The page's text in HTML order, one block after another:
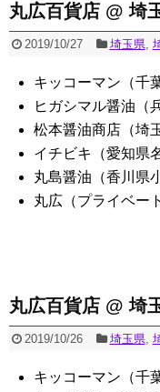
丸広百貨店 @ 埼
2019/10/27 埼玉県,
キッコーマン（千
ヒガシマル醤油（
松本醤油商店（埼
イチビキ（愛知県
丸島醤油（香川県
丸広（プライベー
丸広百貨店 @ 埼
2019/10/26 埼玉県,
キッコーマン（千